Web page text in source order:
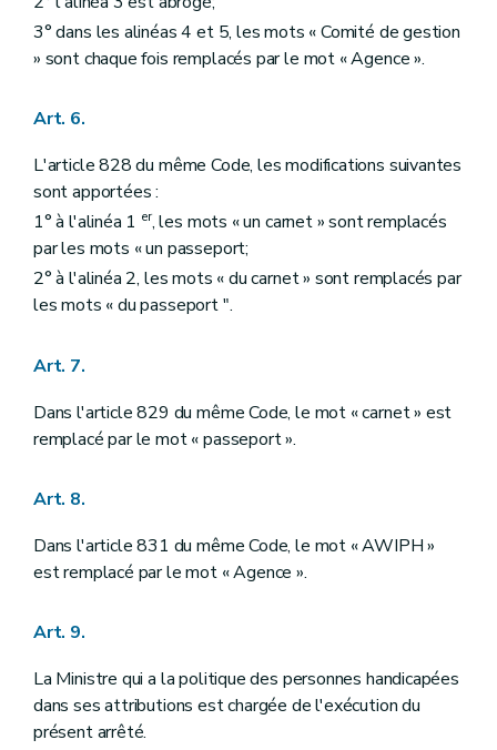
3° dans les alinéas 4 et 5, les mots « Comité de gestion
» sont chaque fois remplacés par le mot « Agence ».
Art. 6.
L'article 828 du même Code, les modifications suivantes
sont apportées :
1° à l'alinéa 1 er, les mots « un carnet » sont remplacés
par les mots « un passeport;
2° à l'alinéa 2, les mots « du carnet » sont remplacés par
les mots « du passeport ".
Art. 7.
Dans l'article 829 du même Code, le mot « carnet » est
remplacé par le mot « passeport ».
Art. 8.
Dans l'article 831 du même Code, le mot « AWIPH »
est remplacé par le mot « Agence ».
Art. 9.
La Ministre qui a la politique des personnes handicapées
dans ses attributions est chargée de l'exécution du
présent arrêté.